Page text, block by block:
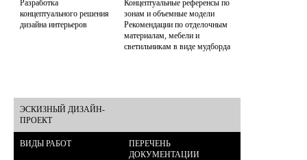
Разработка
концептуального решения
дизайна интерьеров
Концептуальные референсы по
зонам и объемные модели
Рекомендации по отделочным
материалам, мебели и
ЭСКИЗНЫЙ ДИЗАЙН-
ПРОЕКТ
ВИДЫ РАБОТ
ПЕРЕЧЕНЬ
ДОКУМЕНТАЦИИ